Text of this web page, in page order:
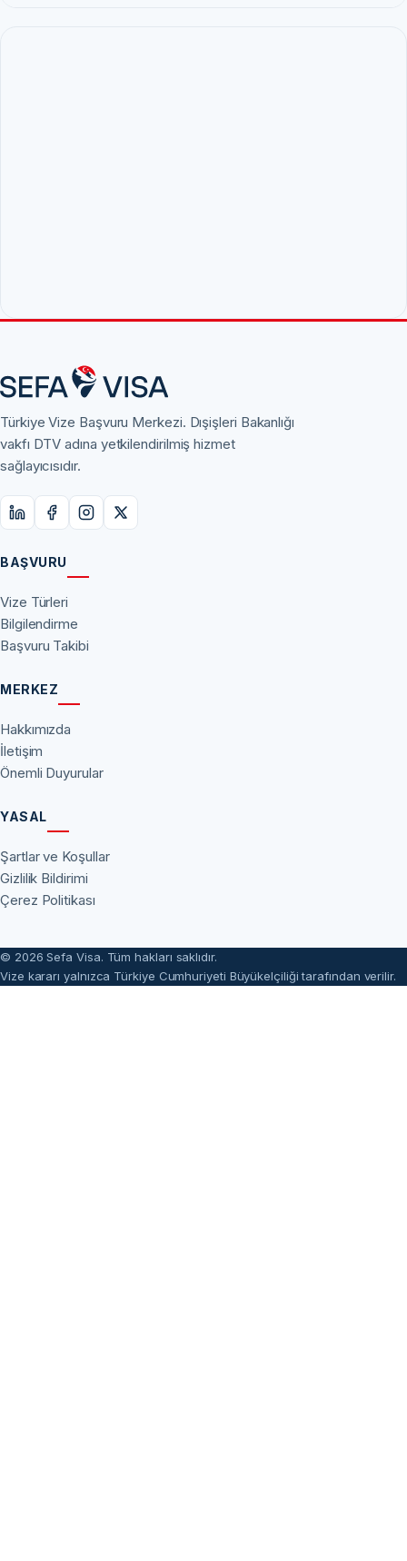
Türkiye Vize Başvuru Merkezi. Dışişleri Bakanlığı
vakfı DTV adına yetkilendirilmiş hizmet
sağlayıcısıdır.
BAŞVURU
Vize Türleri
Bilgilendirme
Başvuru Takibi
MERKEZ
Hakkımızda
İletişim
Önemli Duyurular
YASAL
Şartlar ve Koşullar
Gizlilik Bildirimi
Çerez Politikası
© 2026 Sefa Visa. Tüm hakları saklıdır.
Vize kararı yalnızca Türkiye Cumhuriyeti Büyükelçiliği tarafından verilir.